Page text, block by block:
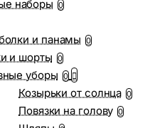
наборы 0
и панамы 0
и шорты 0
уборы 0
Козырьки от солнца 0
Повязки на голову 0